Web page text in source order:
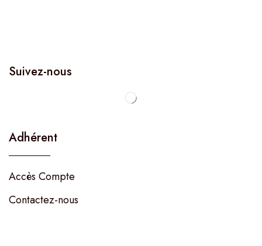
Suivez-nous
Adhérent
Accès Compte
Contactez-nous